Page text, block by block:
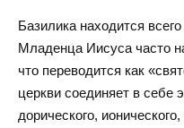
Базилика находится
Младенца Иисуса часто
что переводится как
церкви соединяет в
дорического,